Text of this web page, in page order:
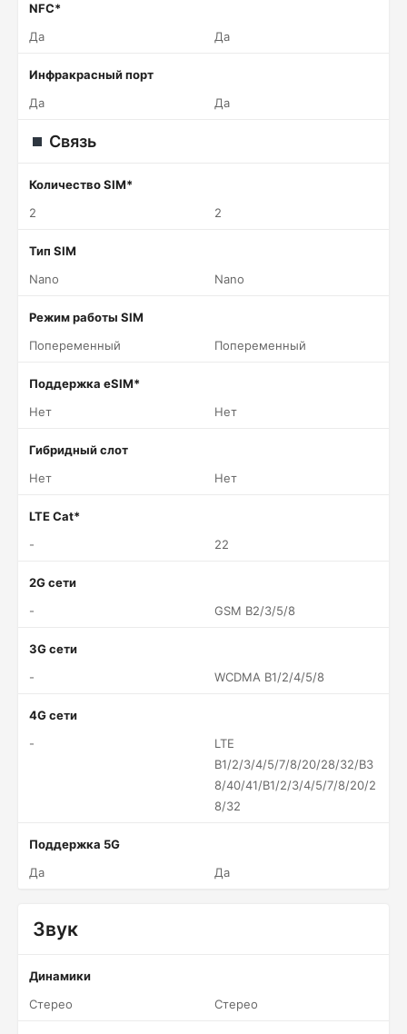
NFC*
Да
Да
Инфракрасный порт
Да
Да
Связь
Количество SIM*
2
2
Тип SIM
Nano
Nano
Режим работы SIM
Попеременный
Попеременный
Поддержка eSIM*
Нет
Нет
Гибридный слот
Нет
Нет
LTE Cat*
-
22
2G сети
-
GSM B2/3/5/8
3G сети
-
WCDMA B1/2/4/5/8
4G сети
-
LTE
B1/2/3/4/5/7/8/20/28/32/B3
8/40/41/B1/2/3/4/5/7/8/20/2
8/32
Поддержка 5G
Да
Да
Звук
Динамики
Стерео
Стерео